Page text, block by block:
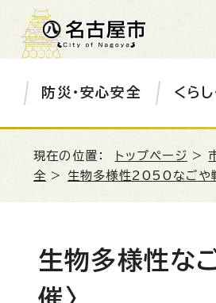
防災・安心安全 くら
現在の位置： トップページ >
全 > 生物多様性2050なごや
生物多様性な